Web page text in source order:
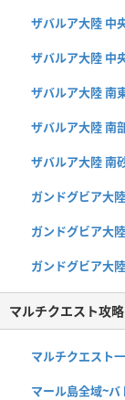
ザバルア大陸 中
ザバルア大陸 中
ザバルア大陸 南
ザバルア大陸 南
ザバルア大陸 南
ガンドグビア大
ガンドグビア大
ガンドグビア大
マルチクエスト攻略
マルチクエスト
マール島全域~